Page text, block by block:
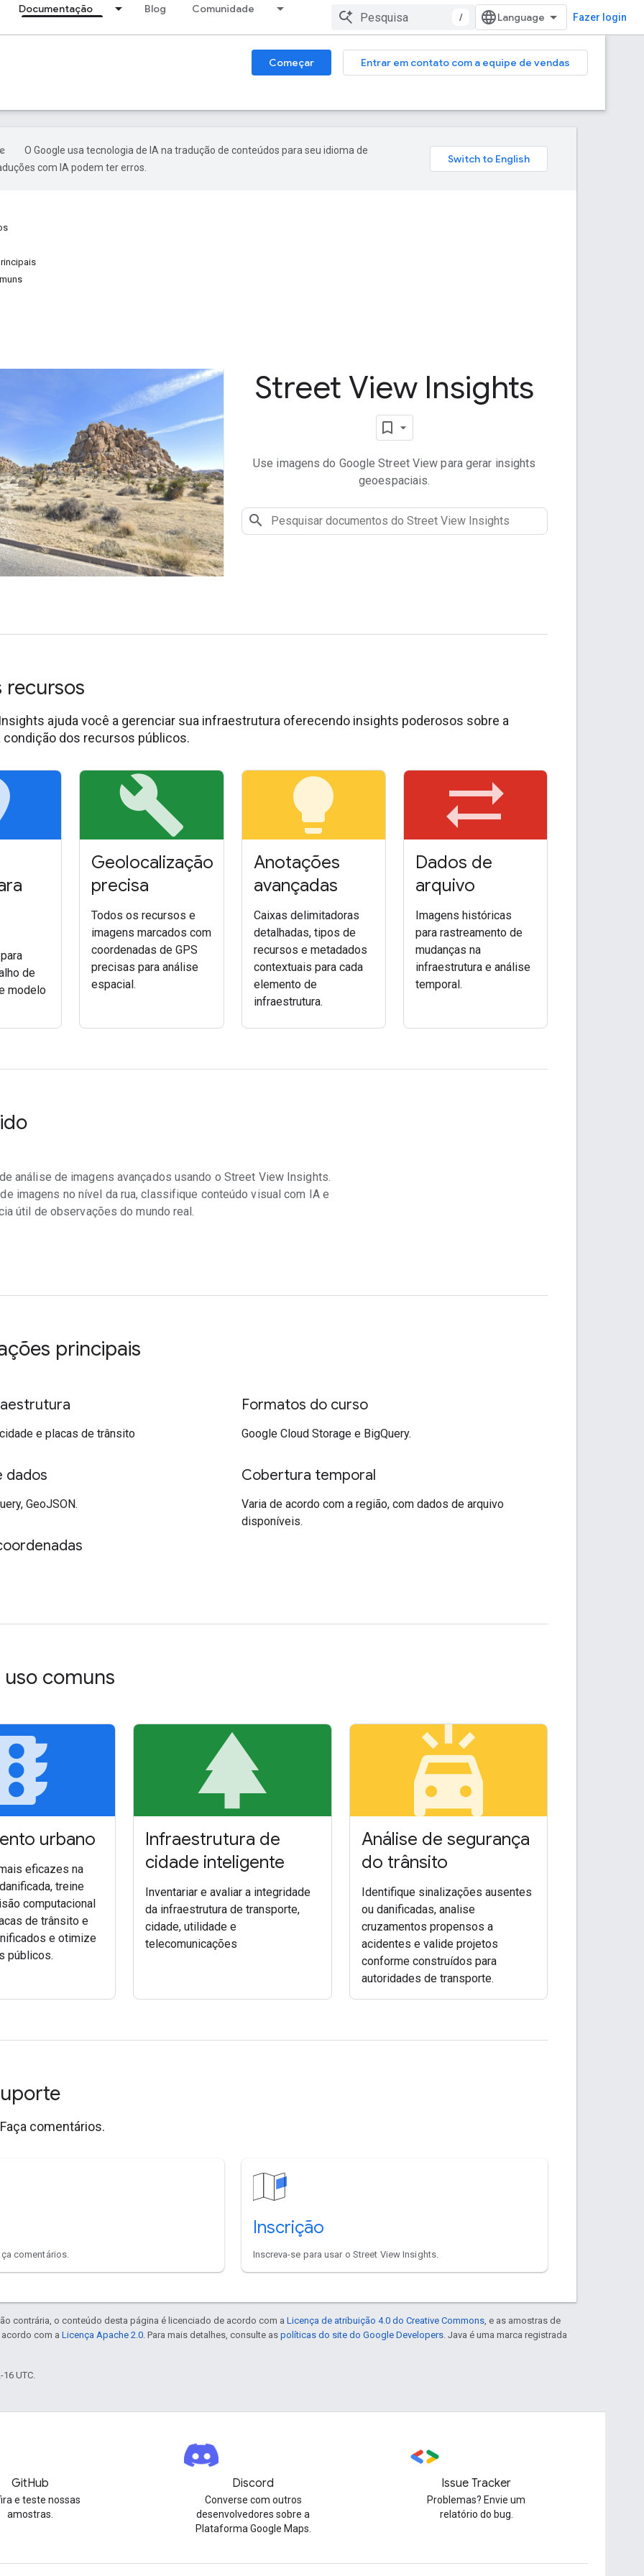
Documentação Blog Comunidade
/ Fazer login
Começar
Entrar em contato com a equipe de vendas
O Google usa tecnologia de IA na tradução de conteúdos para seu idioma de
com IA podem ter erros.
Street View Insights
Use imagens do Google Street View para gerar insights
geoespaciais.
recursos
Insights ajuda você a gerenciar sua infraestrutura oferecendo insights poderosos sobre a
condição dos recursos públicos.
de
modelo
build
Geolocalização
precisa
Todos os recursos e
imagens marcados com
coordenadas de GPS
precisas para análise
espacial.
lightbulb
Anotações
avançadas
Caixas delimitadoras
detalhadas, tipos de
recursos e metadados
contextuais para cada
elemento de
infraestrutura.
sync_alt
Dados de
arquivo
Imagens históricas
para rastreamento de
mudanças na
infraestrutura e análise
temporal.
análise de imagens avançados usando o Street View Insights.
de imagens no nível da rua, classifique conteúdo visual com IA e
útil de observações do mundo real.
principais
e placas de trânsito
dados
GeoJSON.
Formatos do curso
Google Cloud Storage e BigQuery.
Cobertura temporal
Varia de acordo com a região, com dados de arquivo
disponíveis.
uso comuns
urbano
eficazes na
treine
computacional
de trânsito e
e otimize
públicos.
Infraestrutura de
cidade inteligente
Inventariar e avaliar a integridade
da infraestrutura de transporte,
cidade, utilidade e
telecomunicações
minor_crash
Análise de segurança
do trânsito
Identifique sinalizações ausentes
ou danificadas, analise
cruzamentos propensos a
acidentes e valide projetos
conforme construídos para
autoridades de transporte.
Faça comentários.
comentários.
Inscrição
Inscreva-se para usar o Street View Insights.
contrária, o conteúdo desta página é licenciado de acordo com a Licença de atribuição 4.0 do Creative Commons , e as amostras de
com a Licença Apache 2.0 . Para mais detalhes, consulte as políticas do site do Google Developers . Java é uma marca registrada
UTC.
GitHub
e teste nossas
amostras.
Discord
Converse com outros
desenvolvedores sobre a
Plataforma Google Maps.
Issue Tracker
Problemas? Envie um
relatório do bug.